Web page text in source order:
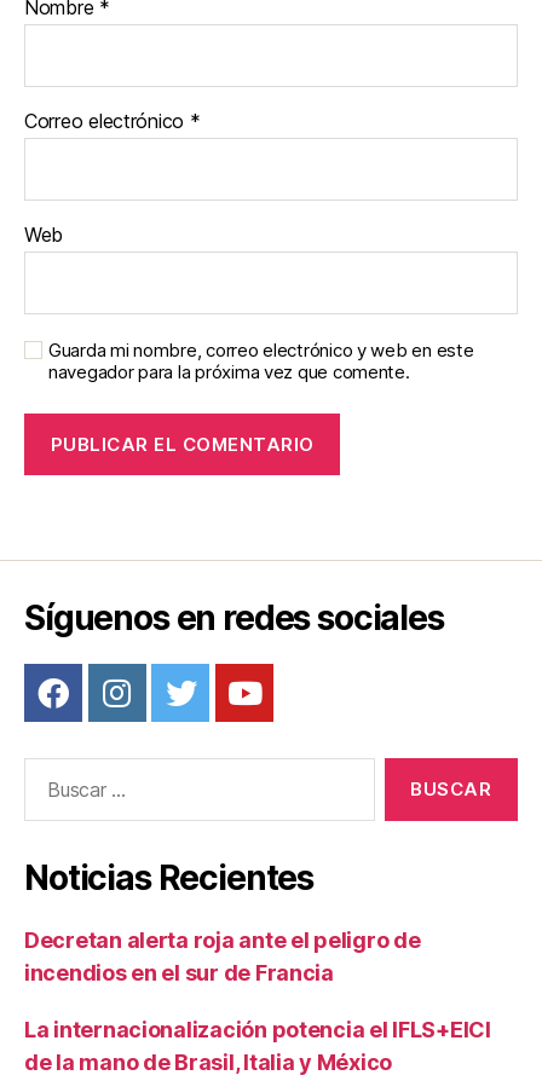
Nombre *
Correo electrónico *
Web
Guarda mi nombre, correo electrónico y web en este
navegador para la próxima vez que comente.
Síguenos en redes sociales
Noticias Recientes
Decretan alerta roja ante el peligro de
incendios en el sur de Francia
La internacionalización potencia el IFLS+EICI
de la mano de Brasil, Italia y México